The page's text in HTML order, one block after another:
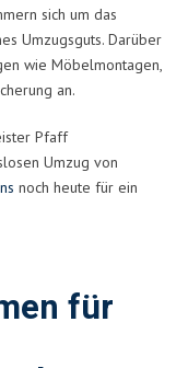
sich um das
Umzugsguts. Darüber
wie Möbelmontagen,
an.
Pfaff
Umzug von
noch heute für ein
für